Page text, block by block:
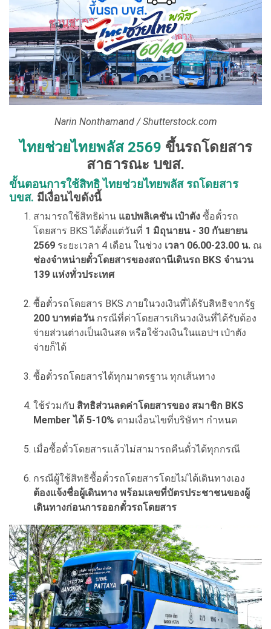
Narin Nonthamand / Shutterstock.com
ไทยช่วยไทยพลัส 2569 ขึ้นรถโดยสาร
สาธารณะ บขส.
ขั้นตอนการใช้สิทธิ ไทยช่วยไทยพลัส รถโดยสาร
บขส. มีเงื่อนไขดังนี้
สามารถใช้สิทธิผ่าน แอปพลิเคชัน เป๋าตัง ซื้อตั๋วรถ
โดยสาร BKS ได้ตั้งแต่วันที่ 1 มิถุนายน - 30 กันยายน
2569 ระยะเวลา 4 เดือน ในช่วง เวลา 06.00-23.00 น. ณ
ช่องจำหน่ายตั๋วโดยสารของสถานีเดินรถ BKS จำนวน
139 แห่งทั่วประเทศ
ซื้อตั๋วรถโดยสาร BKS ภายในวงเงินที่ได้รับสิทธิจากรัฐ
200 บาทต่อวันกรณีที่ค่าโดยสารเกินวงเงินที่ได้รับต้อง
จ่ายส่วนต่างเป็นเงินสด หรือใช้วงเงินในแอปฯ เป๋าตัง
จ่ายก็ได้
ซื้อตั๋วรถโดยสารได้ทุกมาตรฐาน ทุกเส้นทาง
ใช้ร่วมกับ สิทธิส่วนลดค่าโดยสารของ สมาชิก BKS
Member ได้ 5-10% ตามเงื่อนไขที่บริษัทฯ กำหนด
เมื่อซื้อตั๋วโดยสารแล้วไม่สามารถคืนตั๋วได้ทุกกรณี
กรณีผู้ใช้สิทธิซื้อตั๋วรถโดยสารโดยไม่ได้เดินทางเอง
ต้องแจ้งชื่อผู้เดินทาง พร้อมเลขที่บัตรประชาชนของผู้
เดินทางก่อนการออกตั๋วรถโดยสาร